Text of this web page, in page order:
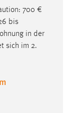
700 €
bis
in der
sich im 2.
Website